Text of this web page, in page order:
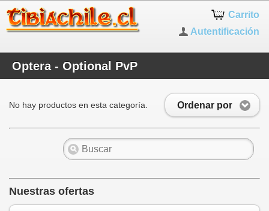
Carrito
Autentificación
Optera - Optional PvP
Ordenar por
No hay productos en esta categoría.
Nuestras ofertas